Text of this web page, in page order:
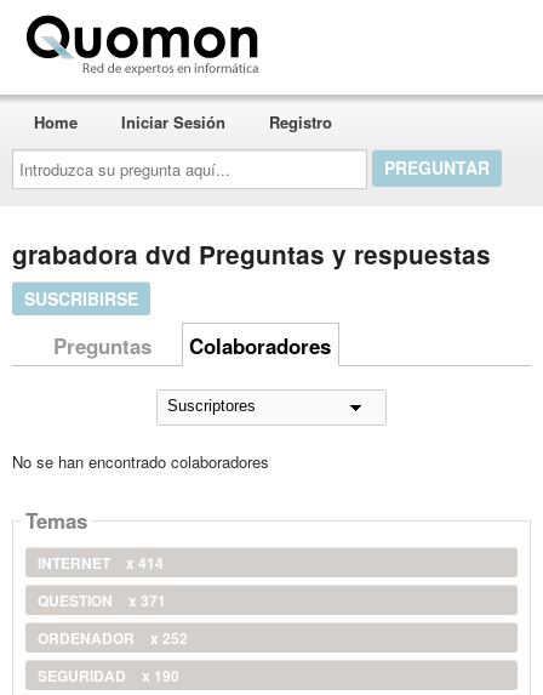
Introduzca
su
pregunta
aquí...
Home Iniciar Sesión Registro
grabadora dvd Preguntas y respuestas
SUSCRIBIRSE
Preguntas Colaboradores
No se han encontrado colaboradores
Temas
INTERNET
x 414
QUESTION
x 371
ORDENADOR
x 252
SEGURIDAD
x 190